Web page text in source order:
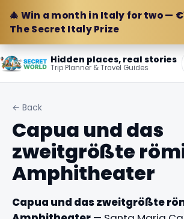
🎄 Win a month in Italy for two —
The Secret Italy Prize
Hidden places, real stories
Trip Planner & Travel Guides
← Back
Capua und das
zweitgrößte
Amphitheater
Capua und das zweitgrößte